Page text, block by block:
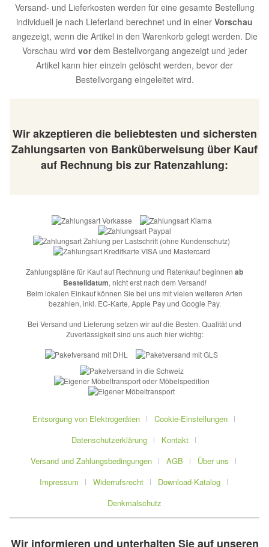
Versand- und Lieferkosten werden für eine gesamte Bestellung
individuell je nach Lieferland berechnet und in einer Vorschau
angezeigt, wenn die Artikel in den Warenkorb gelegt werden. Die
Vorschau wird vordem Bestellvorgang angezeigt und jeder
Artikel kann hier einzeln gelöscht werden, bevor der
Bestellvorgang eingeleitet wird.
Wir akzeptieren die beliebtesten und sichersten
Zahlungsarten von Banküberweisung über Kauf
auf Rechnung bis zur Ratenzahlung:
Zahlungspläne für Kauf auf Rechnung und Ratenkauf beginnen ab
Bestelldatum, nicht erst nach dem Versand!
Beim lokalen Einkauf können Sie bei uns mit vielen weiteren Arten
bezahlen, inkl. EC-Karte, Apple Pay und Google Pay.
Bei Versand und Lieferung setzen wir auf die Besten. Qualität und
Zuverlässigkeit sind uns auch hier wichtig:
Entsorgung von Elektrogeräten
Cookie-Einstellungen
Datenschutzerklärung
Kontakt
Versand und Zahlungsbedingungen
AGB
Über uns
Impressum
Widerrufsrecht
Download-Katalog
Denkmalschutz
Wir informieren und unterhalten Sie auf unseren